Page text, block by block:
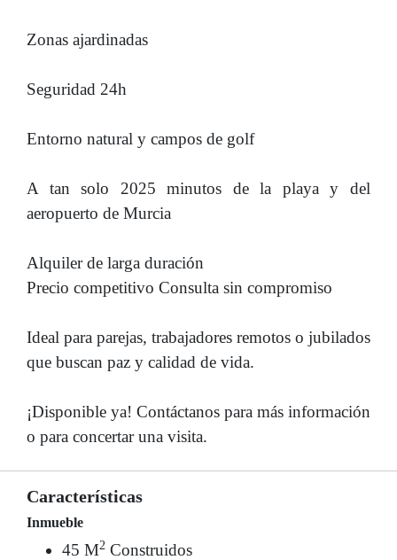
Zonas ajardinadas
Seguridad 24h
Entorno natural y campos de golf
A tan solo 2025 minutos de la playa y del
aeropuerto de Murcia
Alquiler de larga duración
Precio competitivo Consulta sin compromiso
Ideal para parejas, trabajadores remotos o jubilados
que buscan paz y calidad de vida.
¡Disponible ya! Contáctanos para más información
o para concertar una visita.
Características
Inmueble
45 M2 Construidos